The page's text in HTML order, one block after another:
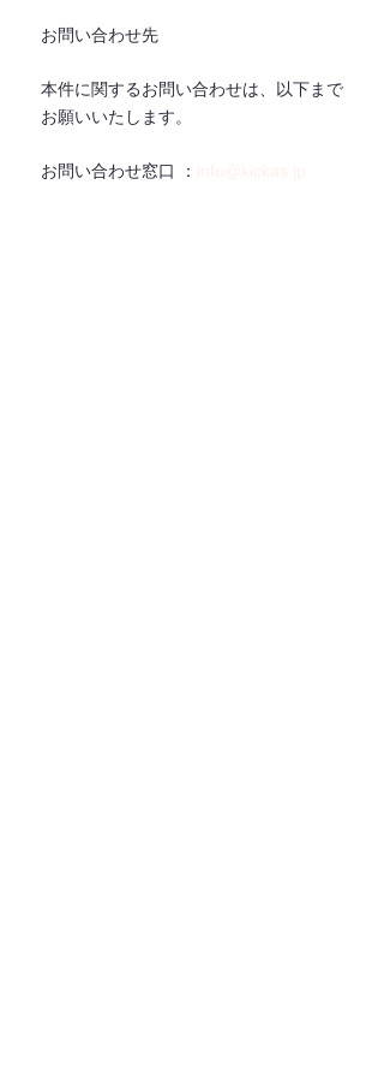
お問い合わせ先
本件に関するお問い合わせは、以下まで
お願いいたします。
お問い合わせ窓⼝ ：